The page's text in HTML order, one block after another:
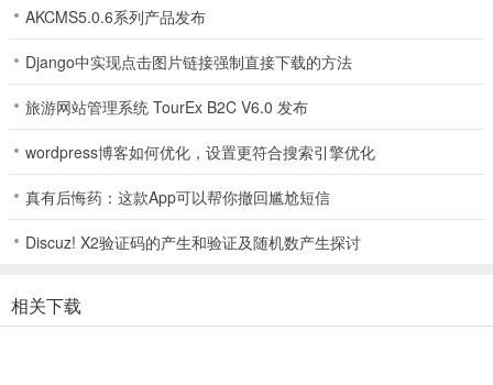
3、接着点击冒险，挑战BOSS；
4、玩家可选择要上场的角色，游戏采用自动战斗；
1、多线副本：提供主线、日常及难度递增的精英副本，满足刷材料、
AKCMS5.0.6系列产品发布
Django中实现点击图片链接强制直接下载的方法
旅游网站管理系统 TourEx B2C V6.0 发布
wordpress博客如何优化，设置更符合搜索引擎优化
真有后悔药：这款App可以帮你撤回尴尬短信
Discuz! X2验证码的产生和验证及随机数产生探讨
相关下载